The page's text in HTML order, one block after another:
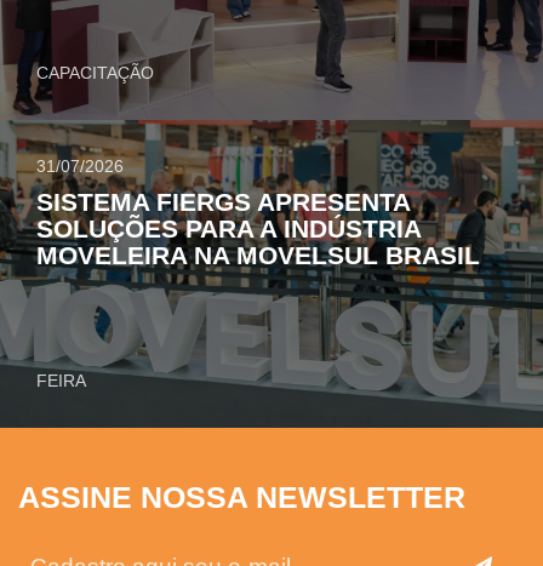
CAPACITAÇÃO
31/07/2026
SISTEMA FIERGS APRESENTA
SOLUÇÕES PARA A INDÚSTRIA
MOVELEIRA NA MOVELSUL BRASIL
FEIRA
ASSINE NOSSA NEWSLETTER